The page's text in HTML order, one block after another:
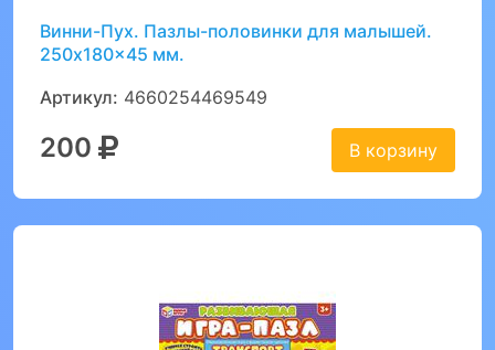
Винни-Пух. Пазлы-половинки для малышей.
250x180x45 мм.
Артикул: 4660254469549
200 В корзину